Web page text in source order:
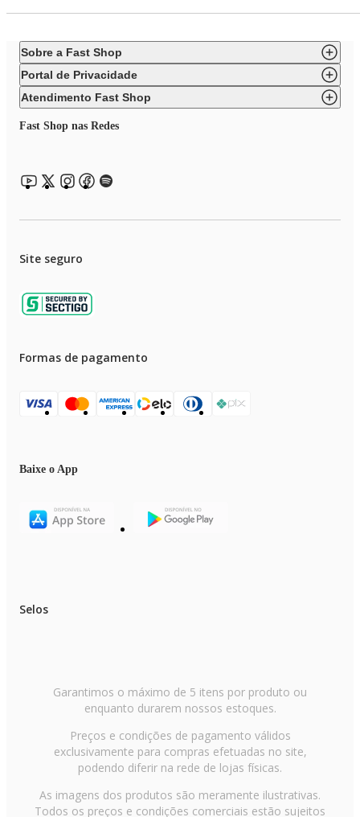
Sobre a Fast Shop
Portal de Privacidade
Atendimento Fast Shop
Fast Shop nas Redes
Site seguro
Formas de pagamento
Baixe o App
Selos
Garantimos o máximo de 5 itens por produto ou
enquanto durarem nossos estoques.
Preços e condições de pagamento válidos
exclusivamente para compras efetuadas no site,
podendo diferir na rede de lojas físicas.
As imagens dos produtos são meramente ilustrativas.
Todos os preços e condições comerciais estão sujeitos